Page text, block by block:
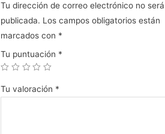
Tu dirección de correo electrónico no será
publicada. Los campos obligatorios están
marcados con *
Tu puntuación *
Tu valoración *